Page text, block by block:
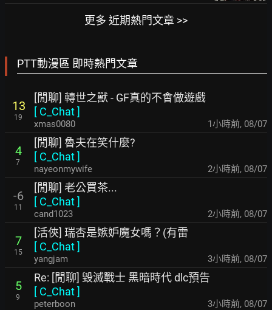
更多 近期熱門文章 >>
PTT動漫區 即時熱門文章
13
19
[閒聊] 轉世之獸 - GF真的不會做遊戲
[ C_Chat]
xmas0080 1小時前, 08/07
4
7
[閒聊] 魯夫在笑什麼?
[ C_Chat]
nayeonmywife 2小時前, 08/07
-6
11
[閒聊] 老公買茶...
[ C_Chat]
cand1023 2小時前, 08/07
7
15
[活俠] 瑞杏是嫉妒魔女嗎？(有雷
[ C_Chat]
yangjam 3小時前, 08/07
5
9
Re: [閒聊] 毀滅戰士 黑暗時代 dlc預告
[ C_Chat]
peterboon 3小時前, 08/07